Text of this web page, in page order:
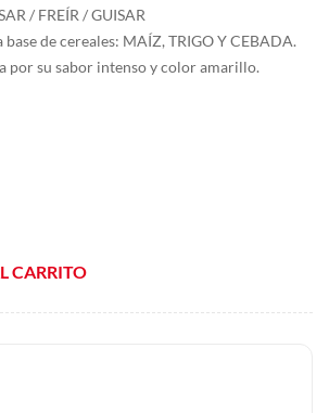
/ FREÍR / GUISAR
de cereales: MAÍZ, TRIGO Y CEBADA.
por su sabor intenso y color amarillo.
CARRITO